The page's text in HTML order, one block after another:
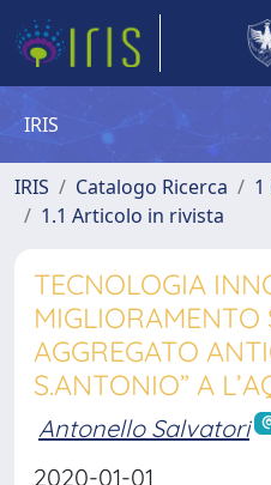
IRIS
IRIS Catalogo Ricerca
1
1.1 Articolo in rivista
TECNOLOGIA
MIGLIORAMENTO
AGGREGATO
S.ANTONIO” A
Antonello Salvatori
2020-01-01